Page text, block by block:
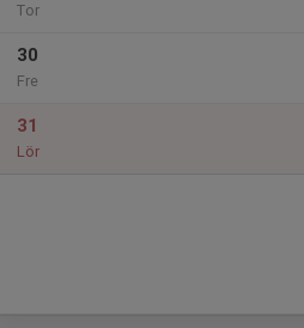
Tor
30
Fre
31
Lör